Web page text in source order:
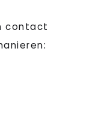
contact